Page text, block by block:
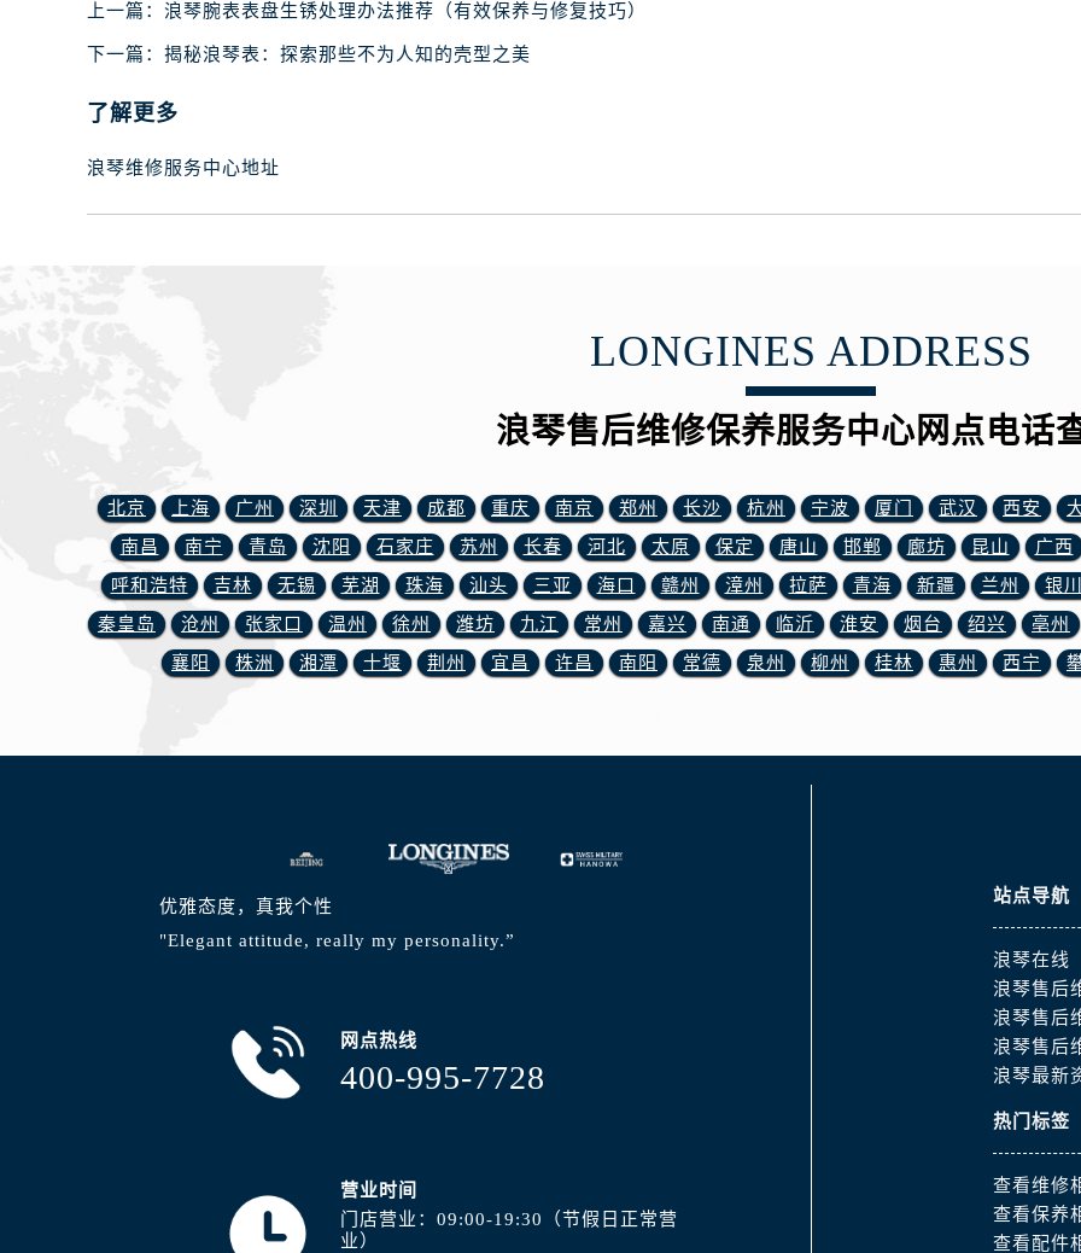
北京市朝阳区建国门外大街甲6号华熙国际中心D座11层1102室浪琴售后服务中心（需提前预约）
北京市东城区东长安街1号王府井东方广场W3座6层602室浪琴售后服务中心（需提前预约）
内蒙古自治区包头市青山区幸福路甲3号王府井百货名表维修浪琴售后服务中心（需提前预约）
内蒙古自治区赤峰市红山区哈达街浪琴售后服务中心（需提前预约）
内蒙古自治区乌海市海勃湾区人民南路浪琴售后服务中心（需提前预约）
内蒙古自治区乌兰察布市集宁区恩和大街浪琴售后服务中心（需提前预约）
内蒙古自治区锡林郭勒盟市锡林浩特市光明街与额尔敦路交叉口浪琴售后服务中心（需提前预约）
内蒙古自治区兴安盟市乌兰浩特市兴安大街浪琴售后服务中心（需提前预约）
山西省晋城市城区黄华街浪琴售后服务中心（需提前预约）
山西省晋中市榆次区顺城街浪琴售后服务中心（需提前预约）
山西省临汾市尧都区解放路浪琴售后服务中心（需提前预约）
山西省吕梁市离石区永宁中路与建设街交叉口浪琴售后服务中心（需提前预约）
山西省朔州市朔城区怡西路与鄯阳西街交汇处浪琴售后服务中心（需提前预约）
山西省运城市盐湖区河东街浪琴售后服务中心（需提前预约）
天津市和平区赤峰道136号天津国际金融中心26层2603室浪琴售后服务中心（需提前预约）
安徽省滁州市琅琊区南谯北路浪琴售后服务中心（需提前预约）
安徽省阜阳市颍州区颍州北路浪琴售后服务中心（需提前预约）
安徽省淮北市相山区淮海路浪琴售后服务中心（需提前预约）
安徽省六安市金安区解放中路浪琴售后服务中心（需提前预约）
安徽省马鞍山市雨山区湖南西路浪琴售后服务中心（需提前预约）
上一篇： 浪琴腕表表盘生锈处理办法推荐（有效保养与修复技巧）
下一篇： 揭秘浪琴表：探索那些不为人知的壳型之美
了解更多
浪琴维修服务中心地址
LONGINES ADDRESS
浪琴售后维修保养服务中心网点电话
北京 上海 广州 深圳 天津 成都 重庆 南京 郑州 长沙 杭州 宁波 厦门 武汉 西安
南昌
南宁 青岛 沈阳 石家庄 苏州 长春 河北 太原 保定 唐山 邯郸 廊坊 昆山 广西
呼和浩特
吉林 无锡 芜湖 珠海 汕头 三亚 海口 赣州 漳州 拉萨 青海 新疆 兰州 银川
秦皇岛
沧州 张家口 温州 徐州 潍坊 九江 常州 嘉兴 南通 临沂 淮安 烟台 绍兴 亳州
襄阳
株洲 湘潭 十堰 荆州 宜昌 许昌 南阳 常德 泉州 柳州 桂林 惠州 西宁
优雅态度，真我个性
"Elegant attitude, really my personality.”
网点热线
400-995-7728
营业时间
门店营业：09:00-19:30（节假日正常营
业）
站点导航
浪琴在线
浪琴售后
浪琴售后
浪琴售后
浪琴最新
热门标签
查看维修
查看保养
查看配件